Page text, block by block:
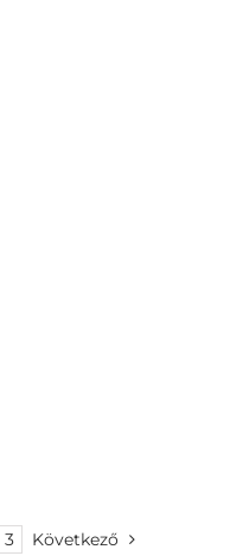
3 Következő